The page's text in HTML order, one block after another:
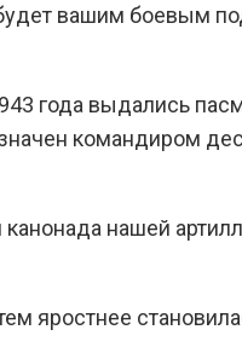
вашим боевым
года выдались
командиром
нашей
яростнее